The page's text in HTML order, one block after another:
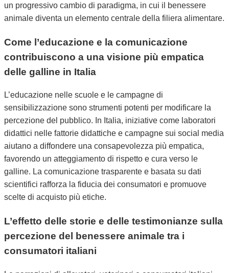
un progressivo cambio di paradigma, in cui il benessere
animale diventa un elemento centrale della filiera alimentare.
Come l’educazione e la comunicazione
contribuiscono a una visione più empatica
delle galline in Italia
L’educazione nelle scuole e le campagne di
sensibilizzazione sono strumenti potenti per modificare la
percezione del pubblico. In Italia, iniziative come laboratori
didattici nelle fattorie didattiche e campagne sui social media
aiutano a diffondere una consapevolezza più empatica,
favorendo un atteggiamento di rispetto e cura verso le
galline. La comunicazione trasparente e basata su dati
scientifici rafforza la fiducia dei consumatori e promuove
scelte di acquisto più etiche.
L’effetto delle storie e delle testimonianze sulla
percezione del benessere animale tra i
consumatori italiani